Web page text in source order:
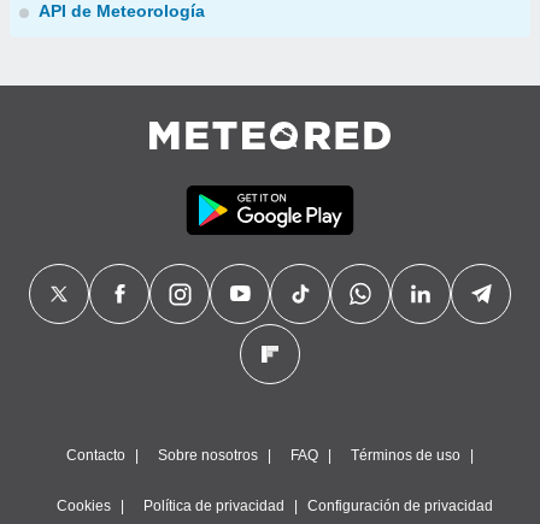
API de Meteorología
Contacto Sobre nosotros FAQ Términos de uso
Cookies Política de privacidad Configuración de privacidad